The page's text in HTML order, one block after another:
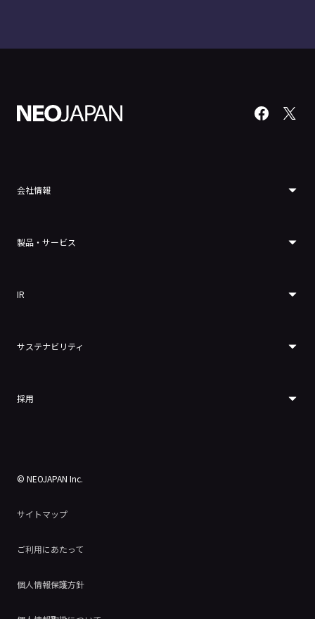
会社情報
製品・サービス
IR
サステナビリティ
採用
© NEOJAPAN Inc.
サイトマップ
ご利用にあたって
個人情報保護方針